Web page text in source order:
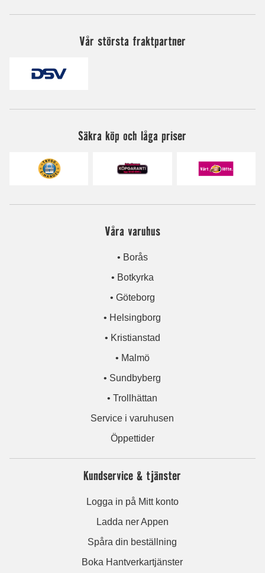
Vår största fraktpartner
Säkra köp och låga priser
Våra varuhus
• Borås
• Botkyrka
• Göteborg
• Helsingborg
• Kristianstad
• Malmö
• Sundbyberg
• Trollhättan
Service i varuhusen
Öppettider
Kundservice & tjänster
Logga in på Mitt konto
Ladda ner Appen
Spåra din beställning
Boka Hantverkartjänster